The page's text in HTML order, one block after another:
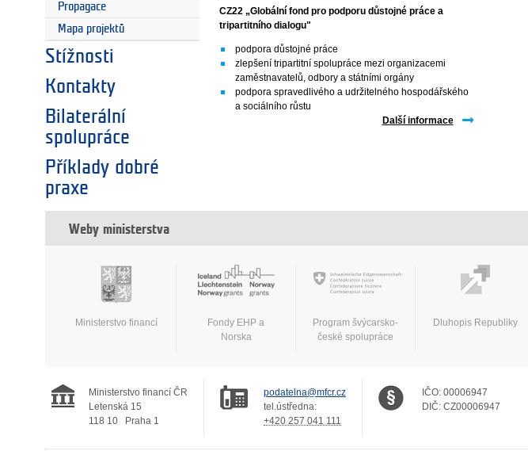
Propagace
Mapa projektů
Stížnosti
Kontakty
Bilaterální
spolupráce
Příklady dobré
praxe
CZ22 „Globální fond pro podporu důstojné práce a
tripartitního dialogu"
podpora důstojné práce
zlepšení tripartitní spolupráce mezi organizacemi
zaměstnavatelů, odbory a státními orgány
podpora spravedlivého a udržitelného hospodářského
a sociálního růstu
Další informace
Weby ministerstva
Ministerstvo financí
Fondy EHP a
Norska
Program švýcarsko-
české spolupráce
Dluhopis Republiky
Ministerstvo financí ČR
Letenská 15
118 10
Praha 1
podatelna@mfcr.cz
tel.ústředna:
+420 257 041 111
IČO: 00006947
DIČ: CZ00006947